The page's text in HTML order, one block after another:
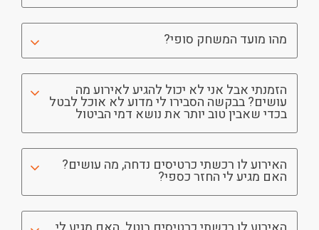
מהו מועד המשחק סופי?
הזמנתי אבל אני לא יכול להגיע לאירוע מה
עושים? בבקשה הסבירו לי מדוע לא אוכל לבטל
בכדי שאבין טוב יותר את נושא דמי הביטול
האירוע לו רכשתי כרטיסים נדחה, מה עושים?
האם מגיע לי החזר כספי?